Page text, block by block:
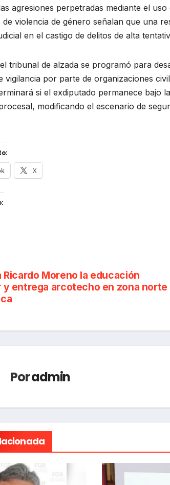
agresiones perpetradas mediante el
de violencia de género señalan que una
en el castigo de delitos de alta
tribunal de alzada se programó para
vigilancia por parte de organizaciones
si el exdiputado permanece bajo
modificando el escenario de
X
Ricardo Moreno la educación
y entrega arcotecho en zona norte
Poradmin